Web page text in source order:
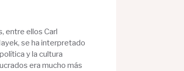
entre ellos Carl
se ha interpretado
y la cultura
era mucho más